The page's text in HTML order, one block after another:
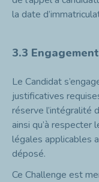
la date
3.3
Le Candidat
justificatives
réserve l’intégralité
ainsi qu’à
légales applicables
déposé.
Ce Challenge est